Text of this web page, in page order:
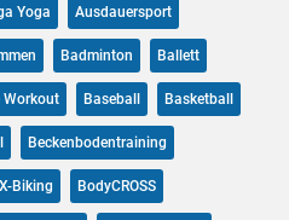
Yoga Ausdauersport
Badminton Ballett
Workout Baseball Basketball
Beckenbodentraining
Biking BodyCROSS